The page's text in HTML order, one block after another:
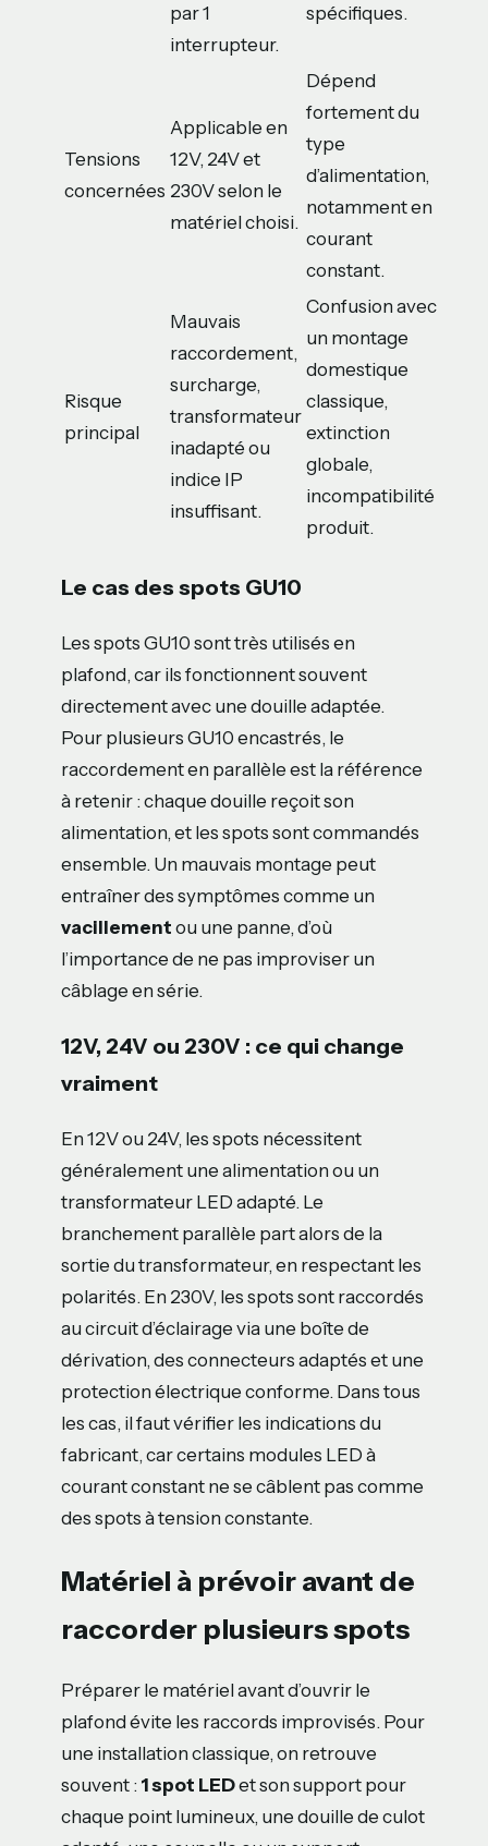
par 1
interrupteur.
spécifiques.
Tensions
concernées
Applicable en
12V, 24V et
230V selon le
matériel choisi.
Dépend
fortement du
type
d’alimentation,
notamment en
courant
constant.
Risque
principal
Mauvais
raccordement,
surcharge,
transformateur
inadapté ou
indice IP
insuffisant.
Confusion avec
un montage
domestique
classique,
extinction
globale,
incompatibilité
produit.
Le cas des spots GU10
Les spots GU10 sont très utilisés en
plafond, car ils fonctionnent souvent
directement avec une douille adaptée.
Pour plusieurs GU10 encastrés, le
raccordement en parallèle est la référence
à retenir : chaque douille reçoit son
alimentation, et les spots sont commandés
ensemble. Un mauvais montage peut
entraîner des symptômes comme un
vacillement ou une panne, d’où
l’importance de ne pas improviser un
câblage en série.
12V, 24V ou 230V : ce qui change
vraiment
En 12V ou 24V, les spots nécessitent
généralement une alimentation ou un
transformateur LED adapté. Le
branchement parallèle part alors de la
sortie du transformateur, en respectant les
polarités. En 230V, les spots sont raccordés
au circuit d’éclairage via une boîte de
dérivation, des connecteurs adaptés et une
protection électrique conforme. Dans tous
les cas, il faut vérifier les indications du
fabricant, car certains modules LED à
courant constant ne se câblent pas comme
des spots à tension constante.
Matériel à prévoir avant de
raccorder plusieurs spots
Préparer le matériel avant d’ouvrir le
plafond évite les raccords improvisés. Pour
une installation classique, on retrouve
souvent : 1 spot LEDet son support pour
chaque point lumineux, une douille de culot